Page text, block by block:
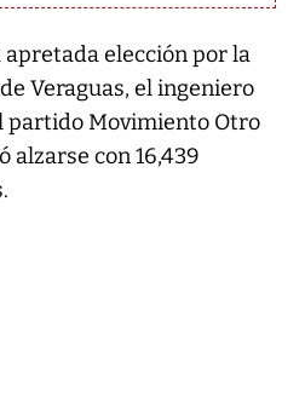
elección por la
Veraguas, el ingeniero
partido Movimiento Otro
alzarse con 16,439